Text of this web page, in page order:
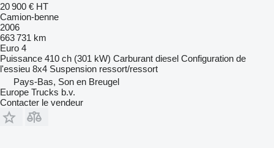
20 900 € HT
Camion-benne
2006
663 731 km
Euro 4
Puissance 410 ch (301 kW) Carburant diesel Configuration de
l'essieu 8x4 Suspension ressort/ressort
Pays-Bas, Son en Breugel
Europe Trucks b.v.
Contacter le vendeur